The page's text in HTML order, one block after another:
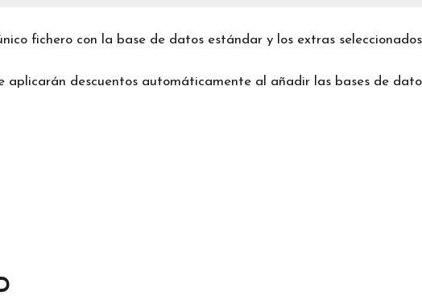
fichero con la base de datos estándar y los extras
aplicarán descuentos automáticamente al añadir las bases de